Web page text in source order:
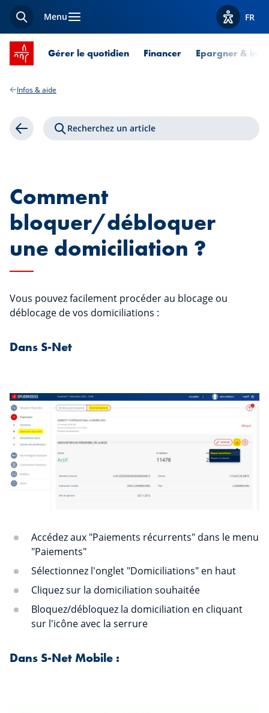
Recherche
Menu Afficher
FR
Accueil SPUERKEESS
Gérer le quotidien Financer Epargner &
Infos & aide
Retour Recherchez un article
Comment
bloquer/débloquer
une domiciliation ?
Vous pouvez facilement procéder au blocage ou
déblocage de vos domiciliations :
Dans S-Net
Accédez aux "Paiements récurrents" dans le menu
"Paiements"
Sélectionnez l'onglet "Domiciliations" en haut
Cliquez sur la domiciliation souhaitée
Bloquez/débloquez la domiciliation en cliquant
sur l'icône avec la serrure
Dans S-Net Mobile :